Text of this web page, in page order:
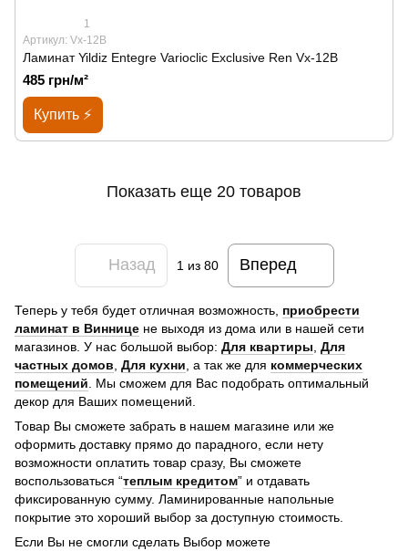
1
Артикул: Vx-12B
Ламинат Yildiz Entegre Varioclic Exclusive Ren Vx-12B
485 грн/м²
Купить ⚡
Показать еще 20 товаров
Назад 1 из 80 Вперед
Теперь у тебя будет отличная возможность, приобрести
ламинат в Виннице не выходя из дома или в нашей сети
магазинов. У нас большой выбор: Для квартиры Для
частных домов Для кухни , а так же для коммерческих
помещений . Мы сможем для Вас подобрать оптимальный
декор для Ваших помещений.
Товар Вы сможете забрать в нашем магазине или же
оформить доставку прямо до парадного, если нету
возможности оплатить товар сразу, Вы сможете
воспользоваться “теплым кредитом” и отдавать
фиксированную сумму. Ламинированные напольные
покрытие это хороший выбор за доступную стоимость.
Если Вы не смогли сделать Выбор можете